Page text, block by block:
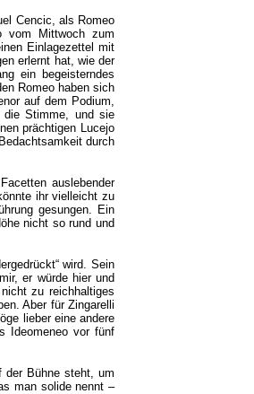
Cencic, als Romeo
vom Mittwoch zum
Einlagezettel mit
erlernt hat, wie der
ein begeisterndes
Romeo haben sich
auf dem Podium,
die Stimme, und sie
prächtigen Lucejo
durch
auslebender
ihr vielleicht zu
gesungen. Ein
nicht so rund und
wird. Sein
er würde hier und
zu reichhaltiges
Aber für Zingarelli
lieber eine andere
Ideomeneo vor fünf
der Bühne steht, um
man solide nennt –